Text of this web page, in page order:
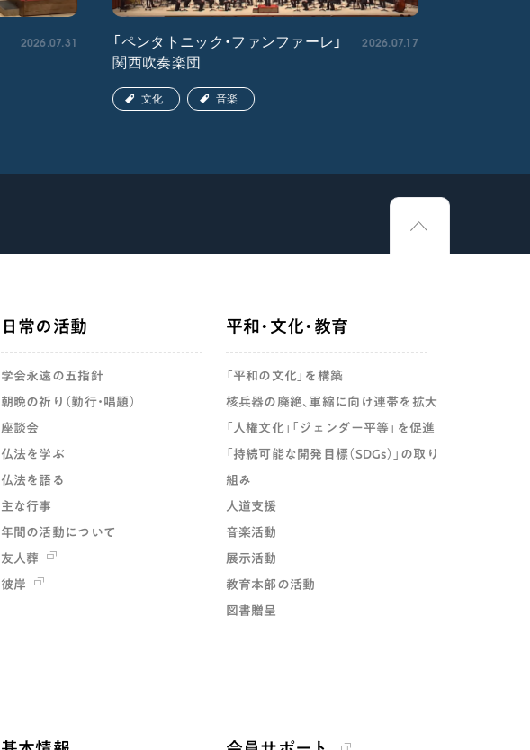
2026.07.31
「ペンタトニック・ファンファーレ」
関西吹奏楽団
2026.07.17
文化 音楽
日常の活動
学会永遠の五指針
朝晩の祈り（勤行・唱題）
座談会
仏法を学ぶ
仏法を語る
主な行事
年間の活動について
友人葬
彼岸
平和・文化・教育
「平和の文化」を構築
核兵器の廃絶、軍縮に向け連帯を拡大
「人権文化」「ジェンダー平等」を促進
「持続可能な開発目標（SDGs）」の取り
組み
人道支援
音楽活動
展示活動
教育本部の活動
図書贈呈